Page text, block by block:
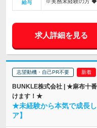
給与
求人詳細を見る
志望動機・自己PR不要
BUNKLE株式会社 | ★麻布十
けます！★
★未経験から本気で成長
ア】